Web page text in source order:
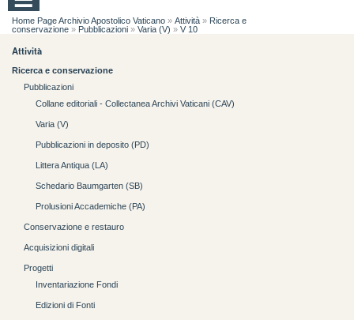
Home Page Archivio Apostolico Vaticano » Attività » Ricerca e
conservazione » Pubblicazioni » Varia (V) » V 10
Attività
Ricerca e conservazione
Pubblicazioni
Collane editoriali - Collectanea Archivi Vaticani (CAV)
Varia (V)
Pubblicazioni in deposito (PD)
Littera Antiqua (LA)
Schedario Baumgarten (SB)
Prolusioni Accademiche (PA)
Conservazione e restauro
Acquisizioni digitali
Progetti
Inventariazione Fondi
Edizioni di Fonti